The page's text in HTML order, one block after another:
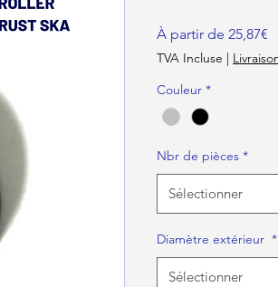
À partir de 25,87€
TVA Incluse |
Couleur *
Nbr de pièces *
Sélectionner
Diamètre extérieur *
Sélectionner